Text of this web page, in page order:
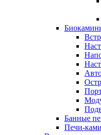
Банные
Печи-